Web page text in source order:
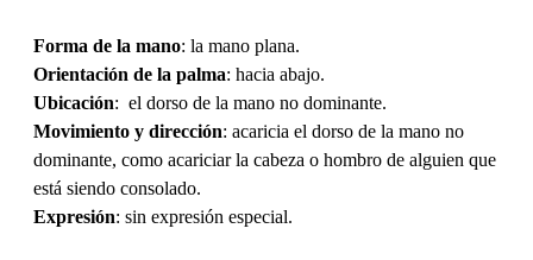
Forma de la mano: la mano plana.
Orientación de la palma: hacia abajo.
Ubicación: el dorso de la mano no dominante.
Movimiento y dirección: acaricia el dorso de la mano no
dominante, como acariciar la cabeza o hombro de alguien que
está siendo consolado.
Expresión: sin expresión especial.